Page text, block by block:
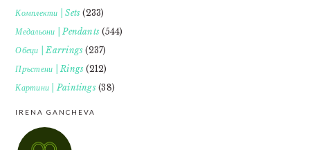
Комплекти | Sets (233)
Медальони | Pendants (544)
Обеци | Earrings (237)
Пръстени | Rings (212)
Картини | Paintings(38)
IRENA GANCHEVA